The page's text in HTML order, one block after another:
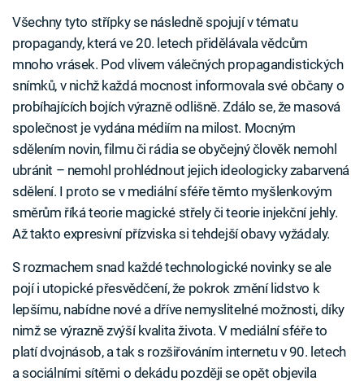
Všechny tyto střípky se následně spojují v tématu
propagandy, která ve 20. letech přidělávala vědcům
mnoho vrásek. Pod vlivem válečných propagandistických
snímků, v nichž každá mocnost informovala své občany o
probíhajících bojích výrazně odlišně. Zdálo se, že masová
společnost je vydána médiím na milost. Mocným
sdělením novin, filmu či rádia se obyčejný člověk nemohl
ubránit – nemohl prohlédnout jejich ideologicky zabarvená
sdělení. I proto se v mediální sféře těmto myšlenkovým
směrům říká teorie magické střely či teorie injekční jehly.
Až takto expresivní přízviska si tehdejší obavy vyžádaly.
S rozmachem snad každé technologické novinky se ale
pojí i utopické přesvědčení, že pokrok změní lidstvo k
lepšímu, nabídne nové a dříve nemyslitelné možnosti, díky
nimž se výrazně zvýší kvalita života. V mediální sféře to
platí dvojnásob, a tak s rozšiřováním internetu v 90. letech
a sociálními sítěmi o dekádu později se opět objevila